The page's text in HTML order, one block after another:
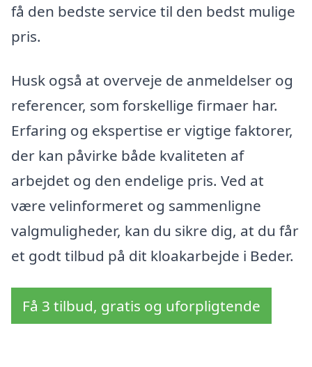
få den bedste service til den bedst mulige
pris.
Husk også at overveje de anmeldelser og
referencer, som forskellige firmaer har.
Erfaring og ekspertise er vigtige faktorer,
der kan påvirke både kvaliteten af
arbejdet og den endelige pris. Ved at
være velinformeret og sammenligne
valgmuligheder, kan du sikre dig, at du får
et godt tilbud på dit kloakarbejde i Beder.
Få 3 tilbud, gratis og uforpligtende